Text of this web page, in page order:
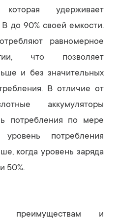
удерживает
до 90% своей емкости.
равномерное
что позволяет
и без значительных
В отличие от
аккумуляторы
потребления по мере
потребления
когда уровень заряда
50%.
преимуществам и